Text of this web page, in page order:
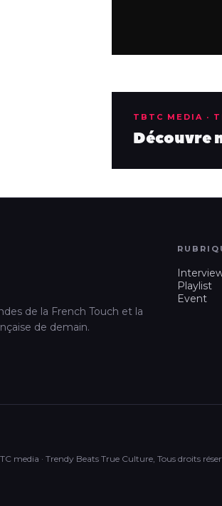
TBTC MEDIA ·
Découvre
de la French Touch et la
de demain.
Playlist
Event
media · Trendy Beats True Culture, Tous droits